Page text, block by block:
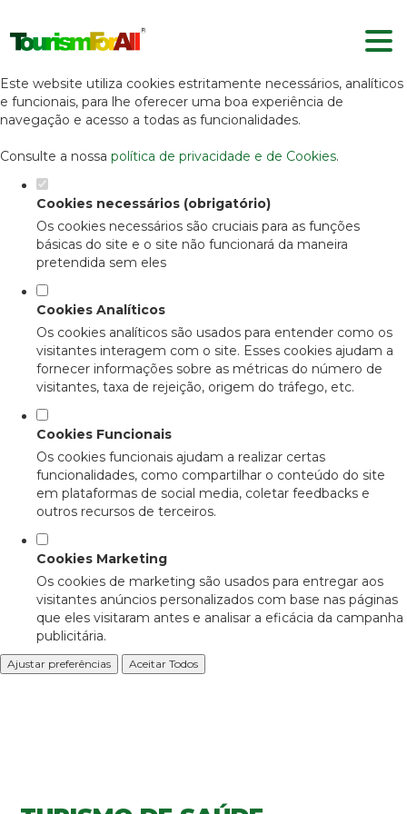
Defina as suas preferências de
cookies para este website.
Este website utiliza cookies estritamente necessários, analíticos
e funcionais, para lhe oferecer uma boa experiência de
navegação e acesso a todas as funcionalidades.
Consulte a nossa política de privacidade e de Cookies.
Cookies necessários (obrigatório)
Os cookies necessários são cruciais para as funções
básicas do site e o site não funcionará da maneira
pretendida sem eles
Cookies Analíticos
Os cookies analíticos são usados para entender como os
visitantes interagem com o site. Esses cookies ajudam a
fornecer informações sobre as métricas do número de
visitantes, taxa de rejeição, origem do tráfego, etc.
Cookies Funcionais
Os cookies funcionais ajudam a realizar certas
funcionalidades, como compartilhar o conteúdo do site
em plataformas de social media, coletar feedbacks e
outros recursos de terceiros.
Cookies Marketing
Os cookies de marketing são usados para entregar aos
visitantes anúncios personalizados com base nas páginas
que eles visitaram antes e analisar a eficácia da campanha
publicitária.
Ajustar preferências Aceitar Todos